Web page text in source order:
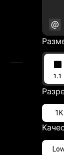
Видео-
AI
Моя
@
1:1
1K